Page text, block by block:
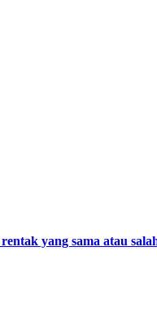
yang sama atau